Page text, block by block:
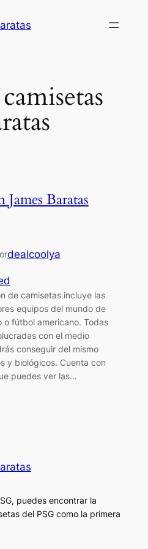
camisetas
James Baratas
dealcoolya
de camisetas incluye las
equipos del mundo de
fútbol americano. Todas
con el medio
conseguir del mismo
y biológicos. Cuenta con
puedes ver las…
puedes encontrar la
del PSG como la primera